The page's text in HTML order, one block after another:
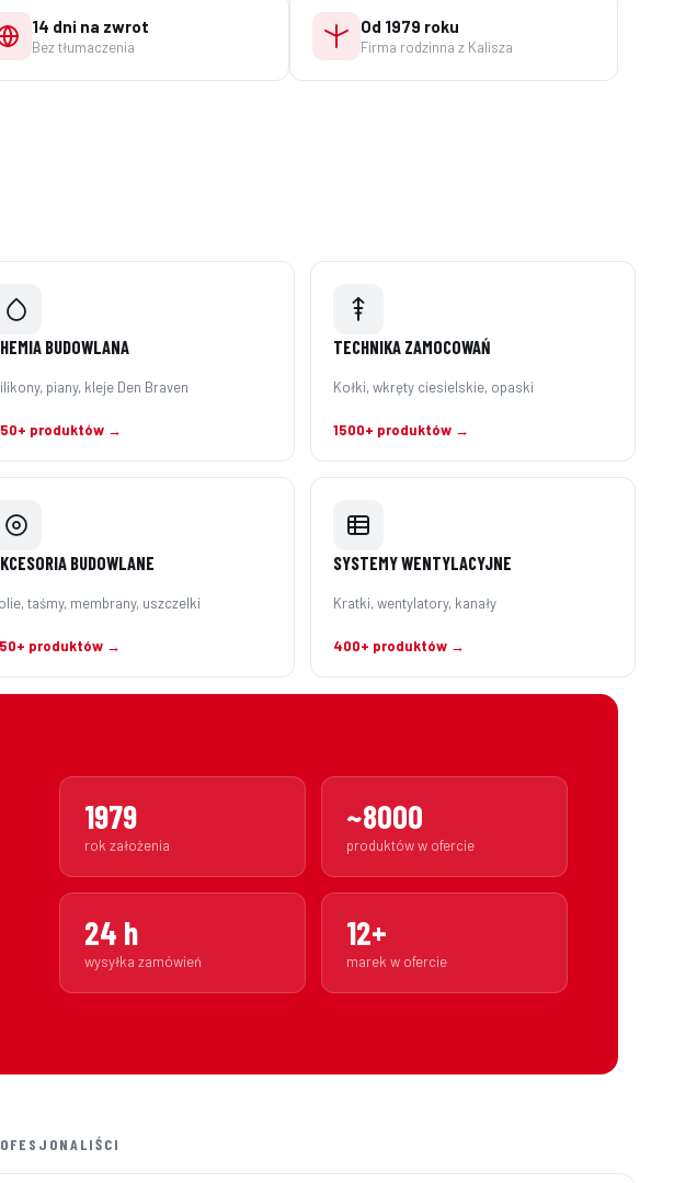
14 dni na zwrot
Bez tłumaczenia
Od 1979 roku
Firma rodzinna z Kalisza
BUDOWLANA
piany, kleje Den Braven
produktów →
TECHNIKA ZAMOCOWAŃ
Kołki, wkręty ciesielskie, opaski
1500+ produktów →
BUDOWLANE
taśmy, membrany, uszczelki
produktów →
SYSTEMY WENTYLACYJNE
Kratki, wentylatory, kanały
400+ produktów →
1979
rok założenia
~8000
produktów w ofercie
24 h
wysyłka zamówień
12+
marek w ofercie